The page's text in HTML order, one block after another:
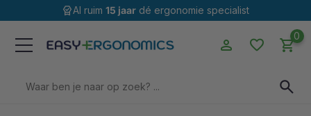
editor_choiceAl ruim 15 jaar dé ergonomie specialist
search
person favorite 0
shopping_cart